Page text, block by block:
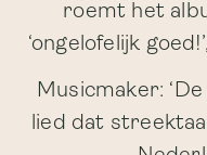
roemt het
‘ongelofelijk
Musicmaker:
lied dat